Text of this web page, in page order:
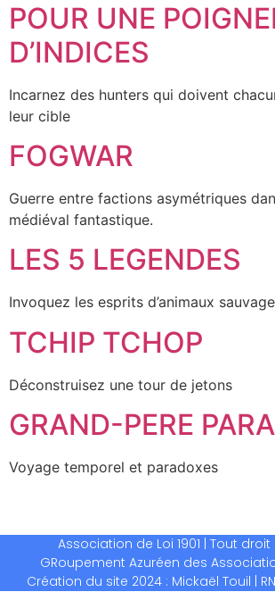
POUR UNE
D’INDICES
Incarnez des hunters qui doivent
leur cible
FOGWAR
Guerre entre factions asymétriques
médiéval fantastique.
LES 5 LEGENDES
Invoquez les esprits d’animaux
TCHIP TCHOP
Déconstruisez une tour de jetons
GRAND-PERE
Voyage temporel et paradoxes
Association de Loi 1901 | Tout
GRoupement Azuréen des
Création du site 2024 : Mickaël Touil |